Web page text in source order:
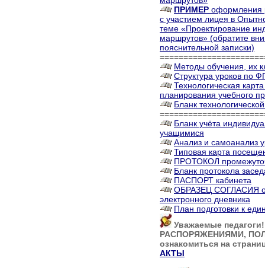
ПРИМЕР оформления
с участием лицея в
теме «Проектирование
маршрутов» (обратите
пояснительной записки)
Методы обучения, их
Структура уроков по
Технологическая
планирования учебного
Бланк
Бланк учёта
учащимися
Анализ и самоанализ
Типовая карта
ПРОТОКОЛ
Бланк протокола
ПАСПОРТ кабинета
ОБРАЗЕЦ СОГЛАСИЯ о
электронного дневника
План подготовки к
Уважаемые
РАСПОРЯЖЕНИЯМИ,
ознакомиться на
АКТЫ